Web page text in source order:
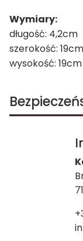
Wymiary:
długość: 4,2cm
szerokość: 19cm
wysokość: 19cm